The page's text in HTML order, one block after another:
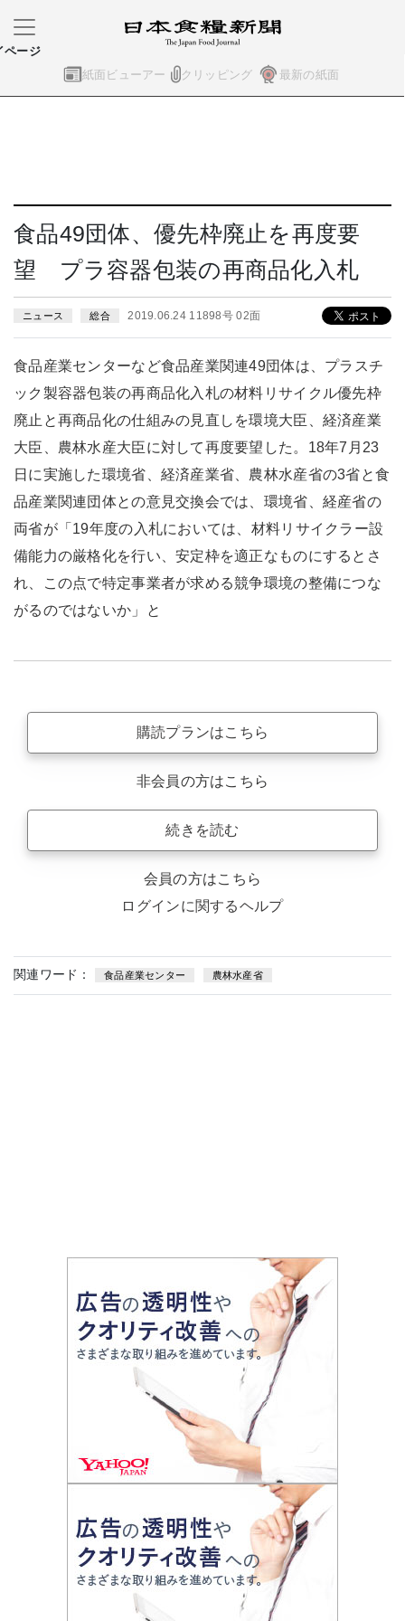
紙面ビューアー クリッピング 最新の紙面
ページ
食品49団体、優先枠廃止を再度要
望 プラ容器包装の再商品化入札
ニュース 総合 2019.06.24 11898号 02面
食品産業センターなど食品産業関連49団体は、プラスチ
ック製容器包装の再商品化入札の材料リサイクル優先枠
廃止と再商品化の仕組みの見直しを環境大臣、経済産業
大臣、農林水産大臣に対して再度要望した。18年7月23
日に実施した環境省、経済産業省、農林水産省の3省と食
品産業関連団体との意見交換会では、環境省、経産省の
両省が「19年度の入札においては、材料リサイクラー設
備能力の厳格化を行い、安定枠を適正なものにするとさ
れ、この点で特定事業者が求める競争環境の整備につな
がるのではないか」と
購読プランはこちら
非会員の方はこちら
続きを読む
会員の方はこちら
ログインに関するヘルプ
関連ワード： 食品産業センター 農林水産省